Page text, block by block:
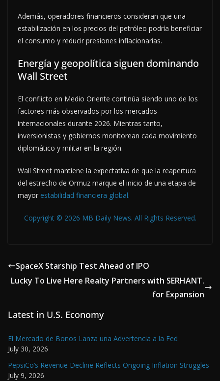
Además, operadores financieros consideran que una
estabilización en los precios del petróleo podría beneficiar
el consumo y reducir presiones inflacionarias.
Energía y geopolítica siguen dominando
Wall Street
El conflicto en Medio Oriente continúa siendo uno de los
factores más observados por los mercados
internacionales durante 2026. Mientras tanto,
inversionistas y gobiernos monitorean cada movimiento
diplomático y militar en la región.
Wall Street mantiene la expectativa de que la reapertura
del estrecho de Ormuz marque el inicio de una etapa de
mayor estabilidad financiera global.
Copyright © 2026 MB Daily News. All Rights Reserved.
SpaceX Starship Test Ahead of IPO
Lucky To Live Here Realty Partners with SERHANT.
for Expansion
Latest in U.S. Economy
El Mercado de Bonos Lanza una Advertencia a la Fed
July 30, 2026
PepsiCo’s Revenue Decline Reflects Ongoing Inflation Struggles
July 9, 2026